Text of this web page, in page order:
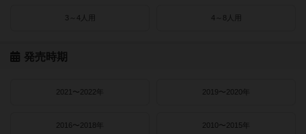
3～4人用 4～8人用
発売時期
2021〜2022年 2019〜2020年
2016〜2018年 2010〜2015年